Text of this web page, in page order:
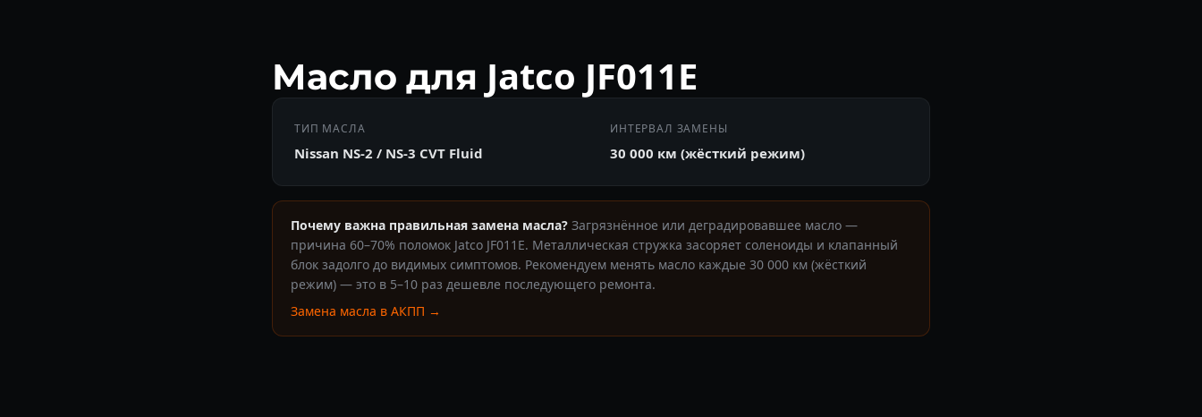
Масло для Jatco JF011E
ТИП МАСЛА
Nissan NS-2 / NS-3 CVT Fluid
ИНТЕРВАЛ ЗАМЕНЫ
30 000 км (жёсткий режим)
Почему важна правильная замена масла? Загрязнённое или деградировавшее масло —
причина 60–70% поломок Jatco JF011E. Металлическая стружка засоряет соленоиды и клапанный
блок задолго до видимых симптомов. Рекомендуем менять масло каждые 30 000 км (жёсткий
режим) — это в 5–10 раз дешевле последующего ремонта.
Замена масла в АКПП →